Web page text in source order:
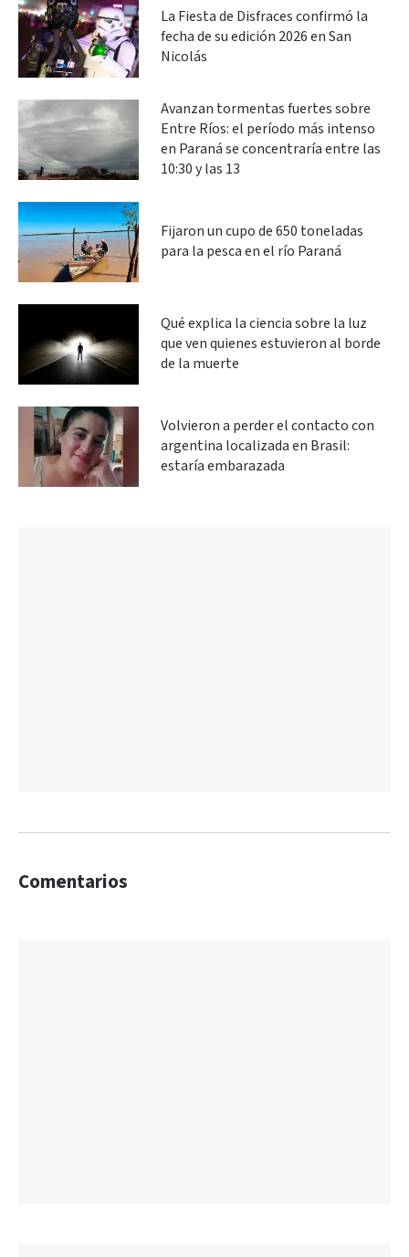
La Fiesta de Disfraces confirmó la
fecha de su edición 2026 en San
Nicolás
Avanzan tormentas fuertes sobre
Entre Ríos: el período más intenso
en Paraná se concentraría entre las
10:30 y las 13
Fijaron un cupo de 650 toneladas
para la pesca en el río Paraná
Qué explica la ciencia sobre la luz
que ven quienes estuvieron al borde
de la muerte
Volvieron a perder el contacto con
argentina localizada en Brasil:
estaría embarazada
Comentarios